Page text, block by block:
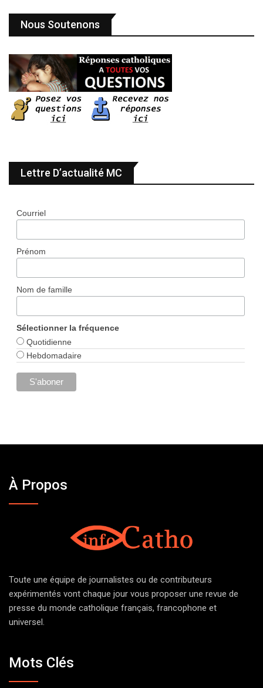
Nous Soutenons
Lettre D’actualité MC
Courriel
Prénom
Nom de famille
Sélectionner la fréquence
Quotidienne
Hebdomadaire
À Propos
Toute une équipe de journalistes ou de contributeurs
expérimentés vont chaque jour vous proposer une revue de
presse du monde catholique français, francophone et
universel.
Mots Clés